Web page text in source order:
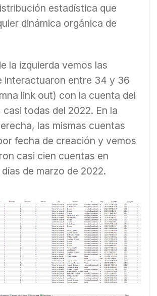
estadística que
dinámica orgánica de
la izquierda vemos las
interactuaron entre 34 y 36
link out) con la cuenta del
casi todas del 2022. En la
las mismas cuentas
fecha de creación y vemos
casi cien cuentas en
de marzo de 2022.